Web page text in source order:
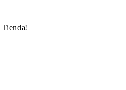
Tienda!